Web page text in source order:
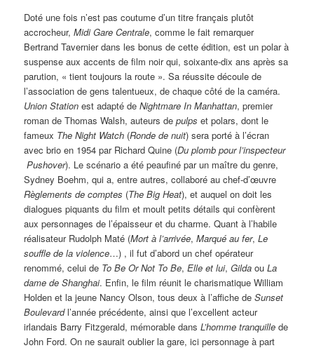
Doté une fois n’est pas coutume d’un titre français plutôt
accrocheur,Midi Gare Centrale, comme le fait remarquer
Bertrand Tavernier dans les bonus de cette édition, est un polar à
suspense aux accents de film noir qui, soixante-dix ans après sa
parution, « tient toujours la route ». Sa réussite découle de
l’association de gens talentueux, de chaque côté de la caméra.
Union Station est adapté deNightmare In Manhattan, premier
roman de Thomas Walsh, auteurs depulps et polars, dont le
fameux The Night Watch (Ronde de nuit) sera porté à l’écran
avec brio en 1954 par Richard Quine (Du plomb pour l’inspecteur
­Pushover). Le scénario a été peaufiné par un maître du genre,
Sydney Boehm, qui a, entre autres, collaboré au chef-d’œuvre
Règlements de comptes (The Big Heat), et auquel on doit les
dialogues piquants du film et moult petits détails qui confèrent
aux personnages de l’épaisseur et du charme. Quant à l’habile
réalisateur Rudolph Maté (Mort à l’arrivée,Marqué au fer,Le
souffle de la violence…) , il fut d’abord un chef opérateur
renommé, celui de To Be Or Not To Be,Elle et lui,Gilda ouLa
dame de Shanghai. Enfin, le film réunit le charismatique William
Holden et la jeune Nancy Olson, tous deux à l’affiche deSunset
Boulevardl’année précédente, ainsi que l’excellent acteur
irlandais Barry Fitzgerald, mémorable dansL’homme tranquille de
John Ford. On ne saurait oublier la gare, ici personnage à part